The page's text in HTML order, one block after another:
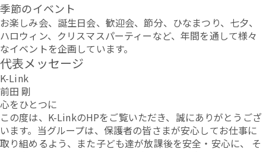
季節のイベント
お楽しみ会、誕生日会、歓迎会、節分、ひなまつり、七夕、
ハロウィン、クリスマスパーティーなど、年間を通して様々
なイベントを企画しています。
代表メッセージ
K-Link
前田 剛
心をひとつに
この度は、K-LinkのHPをご覧いただき、誠にありがとうござ
います。当グループは、保護者の皆さまが安心してお仕事に
取り組めるよう、また子ども達が放課後を安全・安心に、 そ